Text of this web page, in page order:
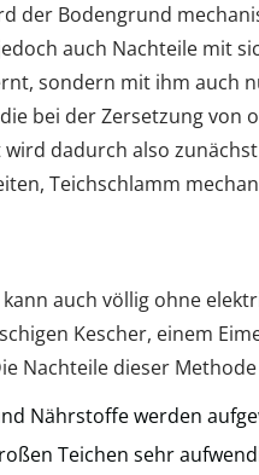
der Bodengrund
auch Nachteile mit
sondern mit ihm auch
bei der Zersetzung von
wird dadurch also
Teichschlamm
auch völlig ohne
Kescher, einem
Nachteile dieser
Nährstoffe werden
Teichen sehr